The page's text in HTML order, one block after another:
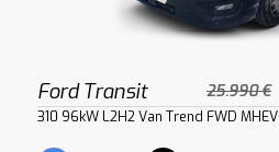
Ford Transit 25.990 €
310 96kW L2H2 Van Trend FWD MHEV